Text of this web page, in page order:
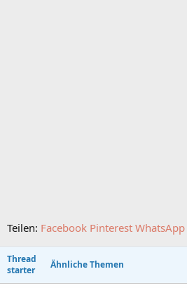
Teilen: Facebook Pinterest WhatsApp
Thread
starter
Ähnliche Themen